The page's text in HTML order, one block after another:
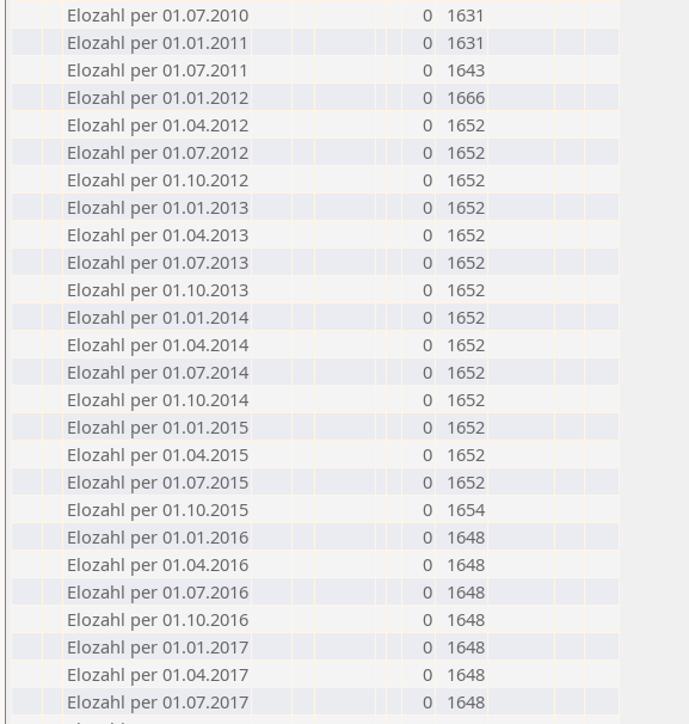
Elozahl per 01.07.2010
0
1631
Elozahl per 01.01.2011
0
1631
Elozahl per 01.07.2011
0
1643
Elozahl per 01.01.2012
0
1666
Elozahl per 01.04.2012
0
1652
Elozahl per 01.07.2012
0
1652
Elozahl per 01.10.2012
0
1652
Elozahl per 01.01.2013
0
1652
Elozahl per 01.04.2013
0
1652
Elozahl per 01.07.2013
0
1652
Elozahl per 01.10.2013
0
1652
Elozahl per 01.01.2014
0
1652
Elozahl per 01.04.2014
0
1652
Elozahl per 01.07.2014
0
1652
Elozahl per 01.10.2014
0
1652
Elozahl per 01.01.2015
0
1652
Elozahl per 01.04.2015
0
1652
Elozahl per 01.07.2015
0
1652
Elozahl per 01.10.2015
0
1654
Elozahl per 01.01.2016
0
1648
Elozahl per 01.04.2016
0
1648
Elozahl per 01.07.2016
0
1648
Elozahl per 01.10.2016
0
1648
Elozahl per 01.01.2017
0
1648
Elozahl per 01.04.2017
0
1648
Elozahl per 01.07.2017
0
1648